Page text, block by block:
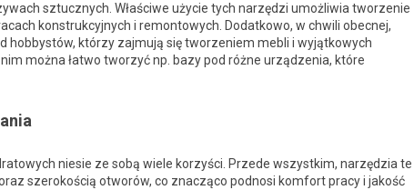
sztucznych. Właściwe użycie tych narzędzi umożliwia tworzenie
konstrukcyjnych i remontowych. Dodatkowo, w chwili obecnej,
hobbystów, którzy zajmują się tworzeniem mebli i wyjątkowych
można łatwo tworzyć np. bazy pod różne urządzenia, które
niesie ze sobą wiele korzyści. Przede wszystkim, narzędzia te
szerokością otworów, co znacząco podnosi komfort pracy i jakość